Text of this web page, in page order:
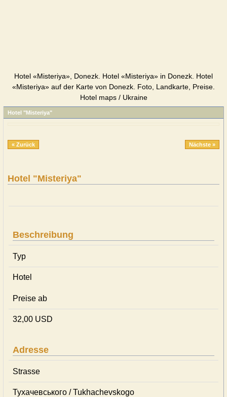
Hotel «Misteriya», Donezk. Hotel «Misteriya» in Donezk. Hotel
«Misteriya» auf der Karte von Donezk. Foto, Landkarte, Preise.
Hotel maps / Ukraine
Hotel "Misteriya"
« Zurück Nächste »
Hotel "Misteriya"
Beschreibung
Typ
Hotel
Preise ab
32,00 USD
Adresse
Strasse
Тухачевського / Tukhachevskogo